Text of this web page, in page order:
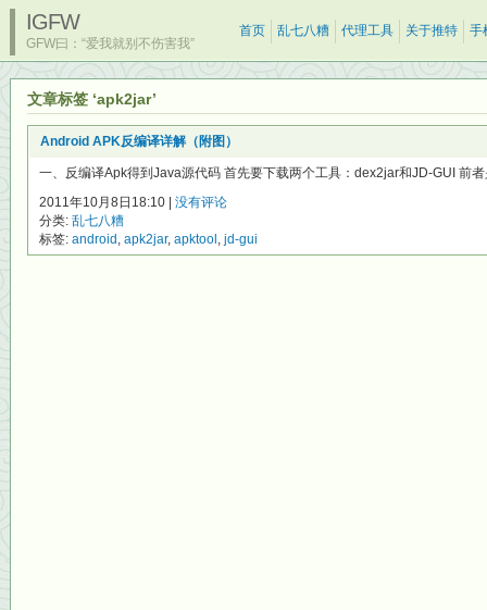
IGFW
GFW曰：“爱我就别不伤害我”
首页 乱七八糟 代理工具 关于推特 手
文章标签 ‘apk2jar’
Android APK反编译详解（附图）
一、反编译Apk得到Java源代码 首先要下载两个工具：dex2jar和JD-GUI 前
2011年10月8日18:10 | 没有评论
分类: 乱七八糟
标签: android , apk2jar, apktool , jd-gui